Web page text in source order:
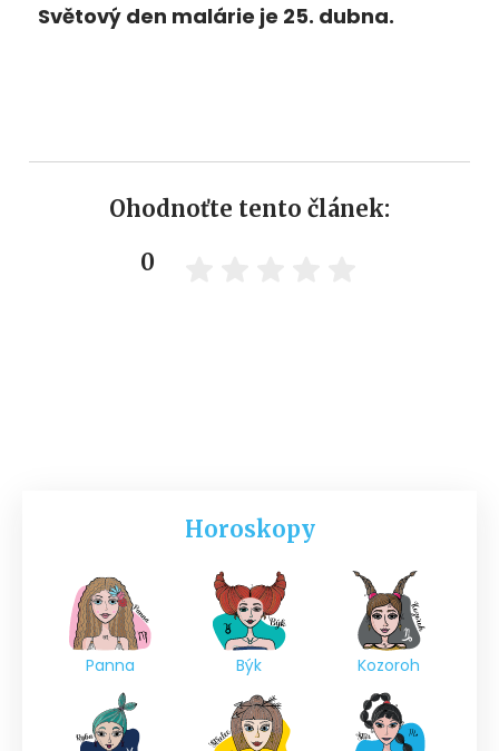
Světový den malárie je 25. dubna.
Ohodnoťte tento článek:
0
Horoskopy
Panna Býk Kozoroh